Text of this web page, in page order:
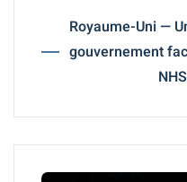
Royaume-Uni —
gouvernement